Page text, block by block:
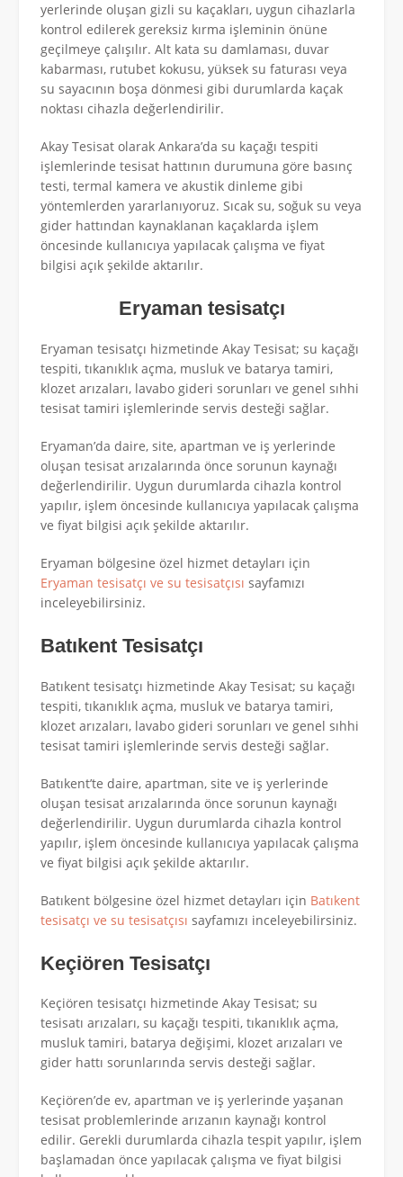
yerlerinde oluşan gizli su kaçakları, uygun cihazlarla
kontrol edilerek gereksiz kırma işleminin önüne
geçilmeye çalışılır. Alt kata su damlaması, duvar
kabarması, rutubet kokusu, yüksek su faturası veya
su sayacının boşa dönmesi gibi durumlarda kaçak
noktası cihazla değerlendirilir.
Akay Tesisat olarak Ankara’da su kaçağı tespiti
işlemlerinde tesisat hattının durumuna göre basınç
testi, termal kamera ve akustik dinleme gibi
yöntemlerden yararlanıyoruz. Sıcak su, soğuk su veya
gider hattından kaynaklanan kaçaklarda işlem
öncesinde kullanıcıya yapılacak çalışma ve fiyat
bilgisi açık şekilde aktarılır.
Eryaman tesisatçı
Eryaman tesisatçı hizmetinde Akay Tesisat; su kaçağı
tespiti, tıkanıklık açma, musluk ve batarya tamiri,
klozet arızaları, lavabo gideri sorunları ve genel sıhhi
tesisat tamiri işlemlerinde servis desteği sağlar.
Eryaman’da daire, site, apartman ve iş yerlerinde
oluşan tesisat arızalarında önce sorunun kaynağı
değerlendirilir. Uygun durumlarda cihazla kontrol
yapılır, işlem öncesinde kullanıcıya yapılacak çalışma
ve fiyat bilgisi açık şekilde aktarılır.
Eryaman bölgesine özel hizmet detayları için
Eryaman tesisatçı ve su tesisatçısı sayfamızı
inceleyebilirsiniz.
Batıkent Tesisatçı
Batıkent tesisatçı hizmetinde Akay Tesisat; su kaçağı
tespiti, tıkanıklık açma, musluk ve batarya tamiri,
klozet arızaları, lavabo gideri sorunları ve genel sıhhi
tesisat tamiri işlemlerinde servis desteği sağlar.
Batıkent’te daire, apartman, site ve iş yerlerinde
oluşan tesisat arızalarında önce sorunun kaynağı
değerlendirilir. Uygun durumlarda cihazla kontrol
yapılır, işlem öncesinde kullanıcıya yapılacak çalışma
ve fiyat bilgisi açık şekilde aktarılır.
Batıkent bölgesine özel hizmet detayları için Batıkent
tesisatçı ve su tesisatçısı sayfamızı inceleyebilirsiniz.
Keçiören Tesisatçı
Keçiören tesisatçı hizmetinde Akay Tesisat; su
tesisatı arızaları, su kaçağı tespiti, tıkanıklık açma,
musluk tamiri, batarya değişimi, klozet arızaları ve
gider hattı sorunlarında servis desteği sağlar.
Keçiören’de ev, apartman ve iş yerlerinde yaşanan
tesisat problemlerinde arızanın kaynağı kontrol
edilir. Gerekli durumlarda cihazla tespit yapılır, işlem
başlamadan önce yapılacak çalışma ve fiyat bilgisi